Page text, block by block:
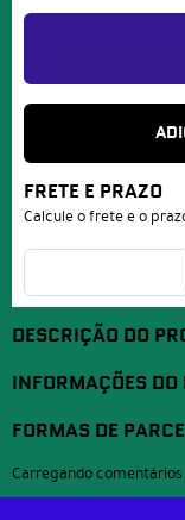
FRETE E PRAZO
Calcule o frete e o
DESCRIÇÃO DO
INFORMAÇÕES DO
FORMAS DE
Carregando